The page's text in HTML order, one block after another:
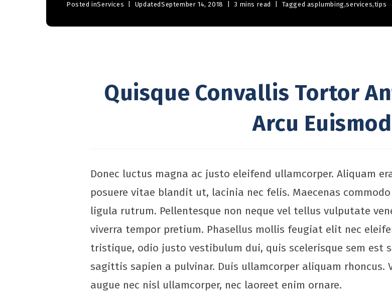
Posted inServices UpdatedSeptember 14, 2018 3 mins read Tagged asplumbing,services,tips
Quisque Convallis Tortor
Arcu
Donec luctus magna ac justo eleifend ullamcorper. Aliquam
posuere vitae blandit ut, lacinia nec felis. Maecenas
ligula rutrum. Pellentesque non neque vel tellus vulputate
viverra tempor pretium. Phasellus mollis feugiat elit nec
tristique, odio justo vestibulum dui, quis scelerisque sem est
sagittis sapien a pulvinar. Duis ullamcorper aliquam rhoncus.
augue nec nisl ullamcorper, nec laoreet enim ornare.